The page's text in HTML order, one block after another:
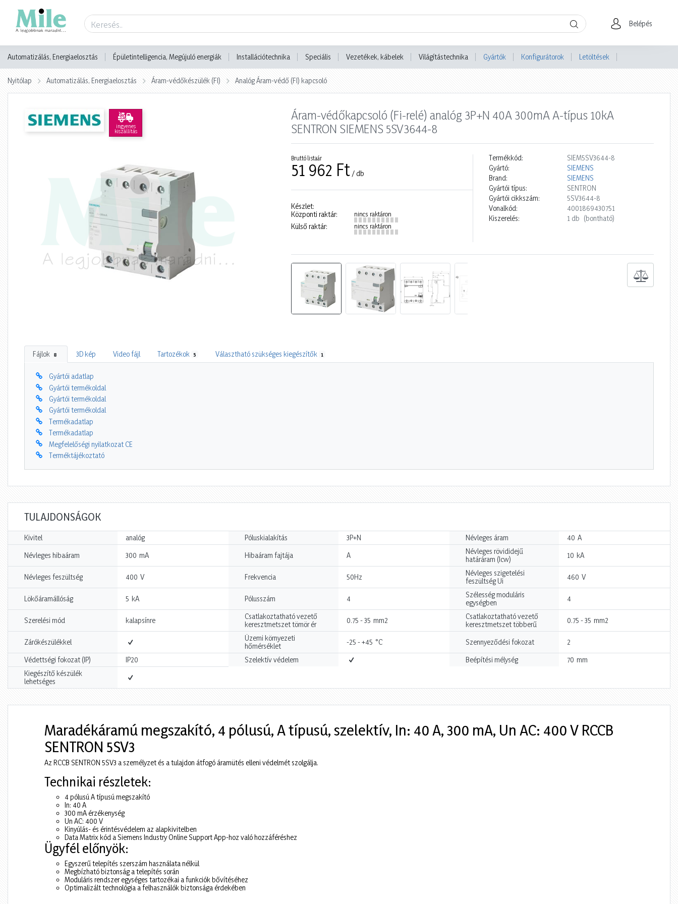
Belépés
Automatizálás, Energiaelosztás Épületintelligencia, Megújuló energiák Installációtechnika Speciális Vezetékek, kábelek Világítástechnika Gyártók Konfigurátorok Letöltések
Nyitólap Automatizálás, Energiaelosztás Áram-védőkészülék (FI) Analóg Áram-védő (FI) kapcsoló
ingyenes
kiszállítás
Áram-védőkapcsoló (Fi-relé) analóg 3P+N 40A 300mA A-típus 10kA
SENTRON SIEMENS 5SV3644-8
Bruttó listaár
51 962 Ft / db
Készlet:
Központi raktár:
nincs raktáron
Külső raktár: nincs raktáron
Termékkód:
SIEM5SV3644-8
Gyártó:
SIEMENS
Brand:
SIEMENS
Gyártói típus:
SENTRON
Gyártói cikkszám:
5SV3644-8
Vonalkód:
4001869430751
Kiszerelés:
1 db (bontható)
Fájlok 8 3D kép Video fájl Tartozékok 5 Választható szükséges kiegészítők 1
Gyártói adatlap
Gyártói termékoldal
Gyártói termékoldal
Gyártói termékoldal
Termékadatlap
Termékadatlap
Megfelelőségi nyilatkozat CE
Terméktájékoztató
TULAJDONSÁGOK
Kivitel analóg Póluskialakítás 3P+N Névleges áram 40 A
Névleges hibaáram 300 mA Hibaáram fajtája A
Névleges rövididejű
határáram (Icw)
10 kA
Névleges feszültség 400 V Frekvencia 50Hz
Névleges szigetelési
feszültség Ui
460 V
Lökőáramállóság 5 kA Pólusszám 4
Szélesség moduláris
egységben
4
Szerelési mód kalapsínre
Csatlakoztatható vezető
keresztmetszet tömör ér
0.75 - 35 mm2
Csatlakoztatható vezető
keresztmetszet többerű
0.75 - 35 mm2
Zárókészülékkel
Üzemi környezeti
hőmérséklet
-25 - +45 °C Szennyeződési fokozat 2
Védettségi fokozat (IP) IP20 Szelektív védelem Beépítési mélység 70 mm
Kiegészítő készülék
lehetséges
Maradékáramú megszakító, 4 pólusú, A típusú, szelektív, In: 40 A, 300 mA, Un AC: 400 V RCCB
SENTRON 5SV3
Az RCCB SENTRON 5SV3 a személyzet és a tulajdon átfogó áramütés elleni védelmét szolgálja.
Technikai részletek:
4 pólusú A típusú megszakító
In: 40 A
300 mA érzékenység
Un AC: 400 V
Kinyúlás- és érintésvédelem az alapkivitelben
Data Matrix kód a Siemens Industry Online Support App-hoz való hozzáféréshez
Ügyfél előnyök:
Egyszerű telepítés szerszám használata nélkül
Megbízható biztonság a telepítés során
Moduláris rendszer egységes tartozékai a funkciók bővítéséhez
Optimalizált technológia a felhasználók biztonsága érdekében
Termék adatlap